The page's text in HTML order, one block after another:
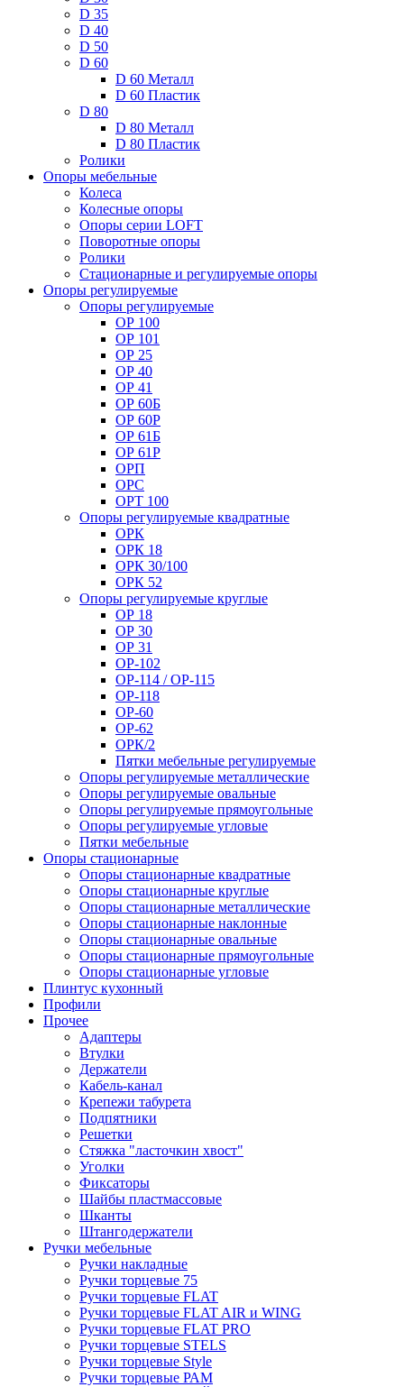
D 35
D 40
D 50
D 60
D 60 Металл
D 60 Пластик
D 80
D 80 Металл
D 80 Пластик
Ролики
Опоры мебельные
Колеса
Колесные опоры
Опоры серии LOFT
Поворотные опоры
Ролики
Стационарные и регулируемые опоры
Опоры регулируемые
Опоры регулируемые
ОР 100
ОР 101
ОР 25
ОР 40
ОР 41
ОР 60Б
ОР 60Р
ОР 61Б
ОР 61Р
ОРП
ОРС
ОРТ 100
Опоры регулируемые квадратные
ОРК
ОРК 18
ОРК 30/100
ОРК 52
Опоры регулируемые круглые
ОР 18
ОР 30
ОР 31
ОР-102
ОР-114 / ОР-115
ОР-118
ОР-60
ОР-62
ОРК/2
Пятки мебельные регулируемые
Опоры регулируемые металлические
Опоры регулируемые овальные
Опоры регулируемые прямоугольные
Опоры регулируемые угловые
Пятки мебельные
Опоры стационарные
Опоры стационарные квадратные
Опоры стационарные круглые
Опоры стационарные металлические
Опоры стационарные наклонные
Опоры стационарные овальные
Опоры стационарные прямоугольные
Опоры стационарные угловые
Плинтус кухонный
Профили
Прочее
Адаптеры
Втулки
Держатели
Кабель-канал
Крепежи табурета
Подпятники
Решетки
Стяжка "ласточкин хвост"
Уголки
Фиксаторы
Шайбы пластмассовые
Шканты
Штангодержатели
Ручки мебельные
Ручки накладные
Ручки торцевые 75
Ручки торцевые FLAT
Ручки торцевые FLAT AIR и WING
Ручки торцевые FLAT PRO
Ручки торцевые STELS
Ручки торцевые Style
Ручки торцевые РАМ